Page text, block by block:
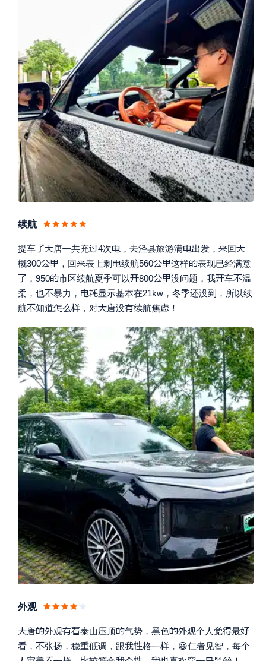
续航
提车唐共充4次 ，去泾县旅游满出发， 回
概300 ，回表 剩 续航560这样表现已经满意
 ，950市区续航夏季可以800没题，我车温
柔，也暴力， 显示基本在21kw，冬季还没到，所以续
航知道怎么样，对唐没续航焦虑！
外观
唐观泰山压顶气势，黑色观个人觉最
看， 张扬，稳重调，跟我格样，😃仁者见智，每个